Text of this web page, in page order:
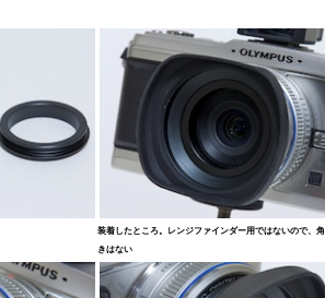
装着したところ。レンジファインダー用ではないので、
きはない